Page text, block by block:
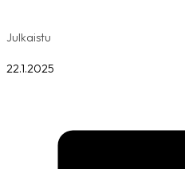
Julkaistu
22.1.2025